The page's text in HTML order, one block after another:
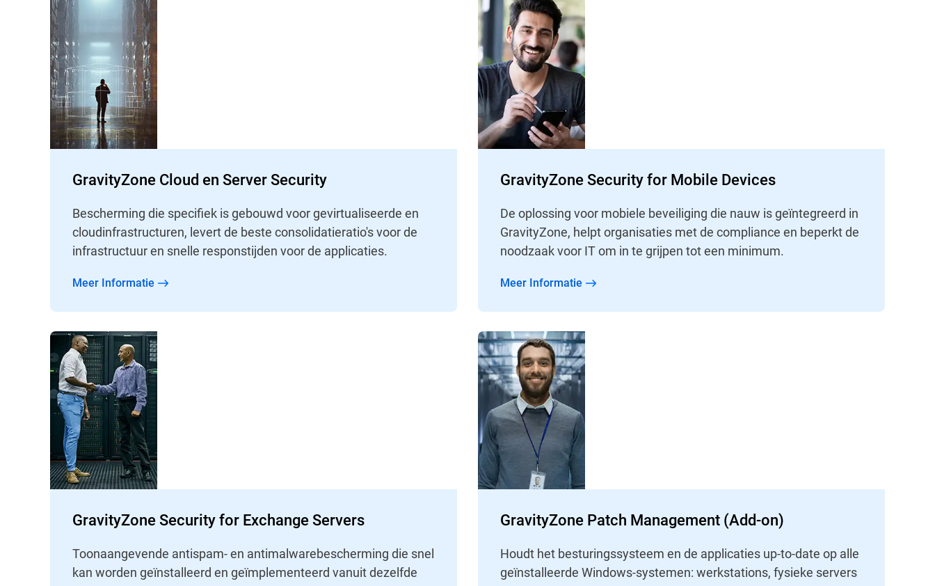
GravityZone Cloud en Server Security
Bescherming die specifiek is gebouwd voor gevirtualiseerde en
cloudinfrastructuren, levert de beste consolidatieratio's voor de
infrastructuur en snelle responstijden voor de applicaties.
Meer Informatie
GravityZone Security for Mobile Devices
De oplossing voor mobiele beveiliging die nauw is geïntegreerd in
GravityZone, helpt organisaties met de compliance en beperkt de
noodzaak voor IT om in te grijpen tot een minimum.
Meer Informatie
GravityZone Security for Exchange Servers
Toonaangevende antispam- en antimalwarebescherming die snel
kan worden geïnstalleerd en geïmplementeerd vanuit dezelfde
GravityZone Patch Management (Add-on)
Houdt het besturingssysteem en de applicaties up-to-date op alle
geïnstalleerde Windows-systemen: werkstations, fysieke servers